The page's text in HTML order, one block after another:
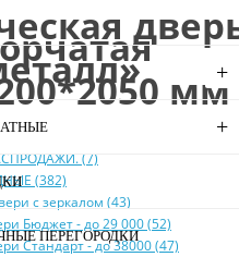
+
+
ПЕРЕГОРОДКИ
мм
(7)
(382)
с зеркалом (43)
Бюджeт - до 29 000 (52)
Стaндaрт - до 38000 (47)